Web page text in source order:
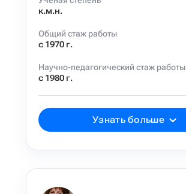
Узнать больше
к.м.н.
Общий стаж работы
с 1970 г.
Научно-педагогический стаж работы
с 1980 г.